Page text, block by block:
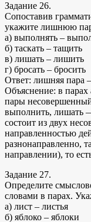
Задание 26.
Сопоставив
укажите лишнюю
а) выполнять –
б) таскать – тащить
в) лишать – лишить
г) бросать – бросить
Ответ: лишняя пара
Объяснение: в
пары
выполнить, лишать
состоит из двух
направленностью
разнонаправленно,
направлении), то
Задание 27.
Определите
словами в парах.
а) лист – листья
б) яблоко – яблоки